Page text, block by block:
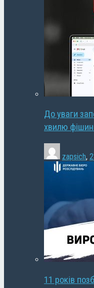
До уваги
хвилю
zapsich,
11 років